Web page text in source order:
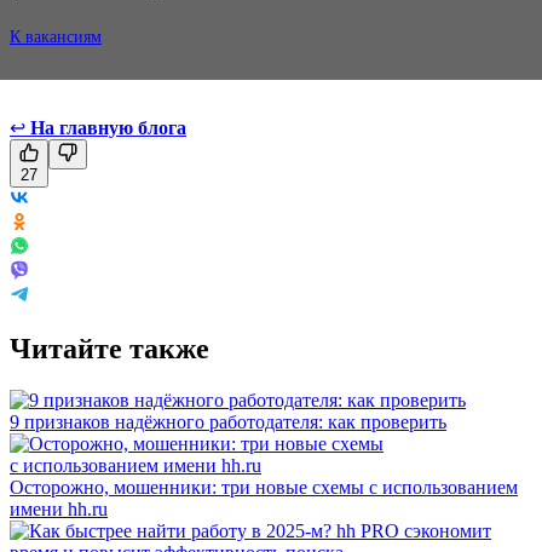
К вакансиям
↩ На главную блога
27
Читайте также
9 признаков надёжного работодателя: как проверить
Осторожно, мошенники: три новые схемы с использованием
имени hh.ru